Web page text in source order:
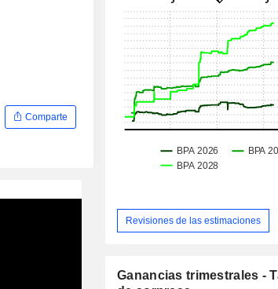
Comparte
Revisiones de las estimaciones
Ganancias trimestrales -